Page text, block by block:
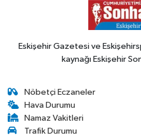
Eskişehir Gazetesi ve
kaynağı Eskişehir
Nöbetçi Eczaneler
Hava Durumu
Namaz Vakitleri
Trafik Durumu